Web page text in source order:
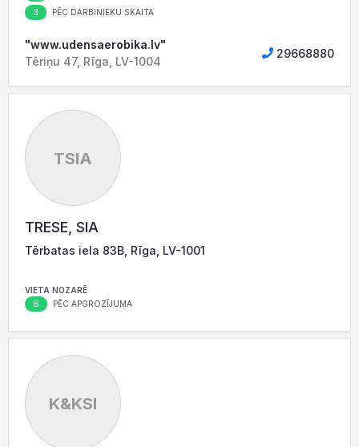
3 PĒC DARBINIEKU SKAITA
"www.udensaerobika.lv"
Tēriņu 47, Rīga, LV-1004
29668880
TSIA
TRESE, SIA
Tērbatas iela 83B, Rīga, LV-1001
VIETA NOZARĒ
6 PĒC APGROZĪJUMA
K&KSI